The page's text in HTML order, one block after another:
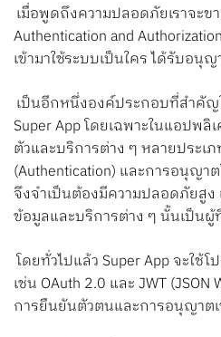
เมื่อพูดถึงความปลอดภัยเราจะข
Authentication and
เข้ามาใช้ระบบเป็นใคร ได้รับอนุญ
เป็นอีกหนึ่งองค์ประกอบที่สำคั
Super App โดยเฉพาะในแอปพ
ตัวและบริการต่าง ๆ หลายประ
(Authentication) และการอนุญา
จึงจำเป็นต้องมีความปลอดภัยสูง
ข้อมูลและบริการต่าง ๆ นั้นเป็น
โดยทั่วไปแล้ว Super App จะใช้
เช่น OAuth 2.0 และ JWT
การยืนยันตัวตนและการอนุญาต